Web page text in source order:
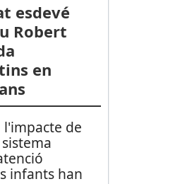
esdevé
Robert
en
l'impacte de
infants han